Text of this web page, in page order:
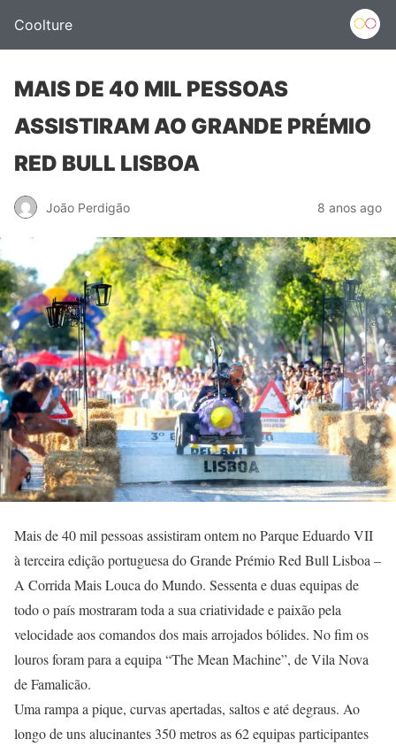
Coolture
MAIS DE 40 MIL PESSOAS
ASSISTIRAM AO GRANDE PRÉMIO
RED BULL LISBOA
João Perdigão 8 anos ago
Mais de 40 mil pessoas assistiram ontem no Parque Eduardo VII
à terceira edição portuguesa do Grande Prémio Red Bull Lisboa –
A Corrida Mais Louca do Mundo. Sessenta e duas equipas de
todo o país mostraram toda a sua criatividade e paixão pela
velocidade aos comandos dos mais arrojados bólides. No fim os
louros foram para a equipa “The Mean Machine”, de Vila Nova
de Famalicão.
Uma rampa a pique, curvas apertadas, saltos e até degraus. Ao
longo de uns alucinantes 350 metros as 62 equipas participantes